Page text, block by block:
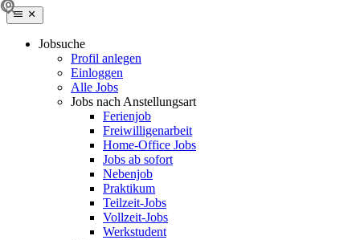
Jobsuche
Profil anlegen
Einloggen
Alle Jobs
Jobs nach Anstellungsart
Ferienjob
Freiwilligenarbeit
Home-Office Jobs
Jobs ab sofort
Nebenjob
Praktikum
Teilzeit-Jobs
Vollzeit-Jobs
Werkstudent